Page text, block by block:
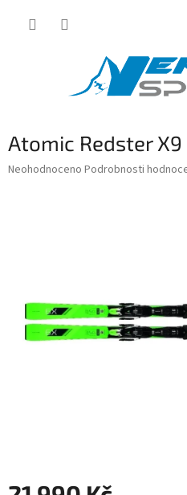
Atomic Redster X9
Průměrné
Neohodnoceno Podrobnosti